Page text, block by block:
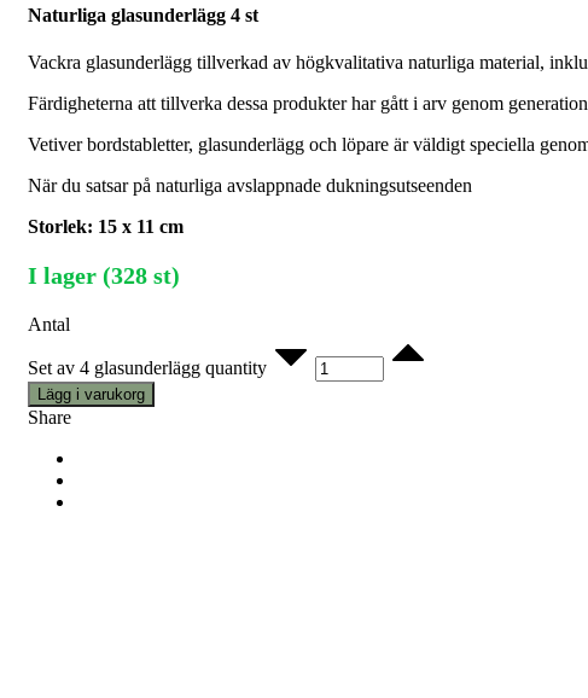
Naturliga glasunderlägg 4 st
Vackra glasunderlägg tillverkad av högkvalitativa naturliga material,
Färdigheterna att tillverka dessa produkter har gått i arv genom
Vetiver bordstabletter, glasunderlägg och löpare är väldigt speciella
När du satsar på naturliga avslappnade dukningsutseenden
Storlek: 15 x 11 cm
I lager (328 st)
Antal
Set av 4 glasunderlägg quantity
Lägg i varukorg
Share